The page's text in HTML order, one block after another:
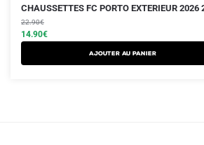
CHAUSSETTES FC PORTO EXTERIEUR 2026
22.90€
Le
prix
initial
était :
14.90€
Le
prix
actuel
est :
Ajouter au panier